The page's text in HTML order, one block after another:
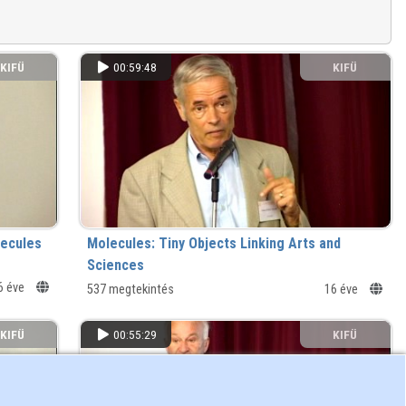
KIFÜ
éve
00:59:48 KIFÜ
Molecules: Tiny Objects Linking Arts and
Sciences
537 megtekintés 16 éve
KIFÜ 00:55:29 KIFÜ